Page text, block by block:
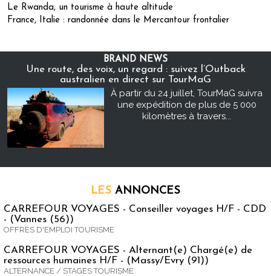
Le Rwanda, un tourisme à haute altitude
France, Italie : randonnée dans le Mercantour frontalier
BRAND NEWS
Une route, des voix, un regard : suivez l’Outback
australien en direct sur TourMaG
À partir du 24 juillet, TourMaG suivra
une expédition de plus de 5 000
kilomètres à travers...
LES ANNONCES
CARREFOUR VOYAGES - Conseiller voyages H/F - CDD
- (Vannes (56))
OFFRES D'EMPLOI TOURISME
CARREFOUR VOYAGES - Alternant(e) Chargé(e) de
ressources humaines H/F - (Massy/Evry (91))
ALTERNANCE / STAGES TOURISME